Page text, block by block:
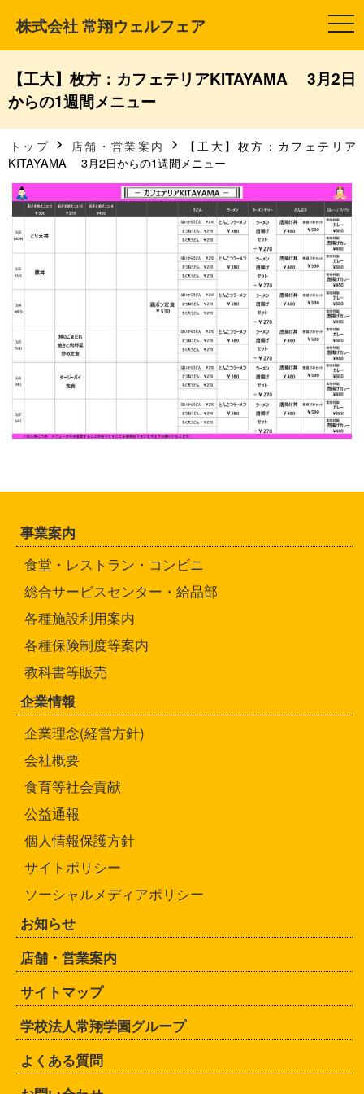
株式会社 常翔ウェルフェア
t
o
e
i
g
o
n
【工大】枚方：カフェテリアKITAYAMA 3月2日
からの1週間メニュー
トップ 店舗・営業案内
【工大】枚方：カフェテリア
KITAYAMA 3月2日からの1週間メニュー
事業案内
食堂・レストラン・コンビニ
総合サービスセンター・給品部
各種施設利用案内
各種保険制度等案内
教科書等販売
企業情報
企業理念(経営方針)
会社概要
食育等社会貢献
公益通報
個人情報保護方針
サイトポリシー
ソーシャルメディアポリシー
お知らせ
店舗・営業案内
サイトマップ
学校法人常翔学園グループ
よくある質問